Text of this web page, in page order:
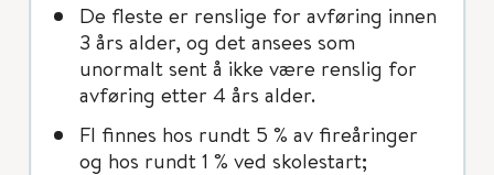
De fleste er renslige for avføring innen
3 års alder, og det ansees som
unormalt sent å ikke være renslig for
avføring etter 4 års alder.
FI finnes hos rundt 5 % av fireåringer
og hos rundt 1 % ved skolestart;